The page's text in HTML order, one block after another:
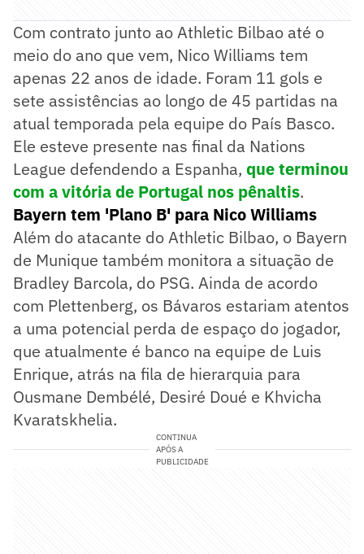
Com contrato junto ao Athletic Bilbao até o
meio do ano que vem, Nico Williams tem
apenas 22 anos de idade. Foram 11 gols e
sete assistências ao longo de 45 partidas na
atual temporada pela equipe do País Basco.
Ele esteve presente nas final da Nations
League defendendo a Espanha, que terminou
com a vitória de Portugal nos pênaltis.
Bayern tem 'Plano B' para Nico Williams
Além do atacante do Athletic Bilbao, o Bayern
de Munique também monitora a situação de
Bradley Barcola, do PSG. Ainda de acordo
com Plettenberg, os Bávaros estariam atentos
a uma potencial perda de espaço do jogador,
que atualmente é banco na equipe de Luis
Enrique, atrás na fila de hierarquia para
Ousmane Dembélé, Desiré Doué e Khvicha
Kvaratskhelia.
CONTINUA
APÓS A
PUBLICIDADE